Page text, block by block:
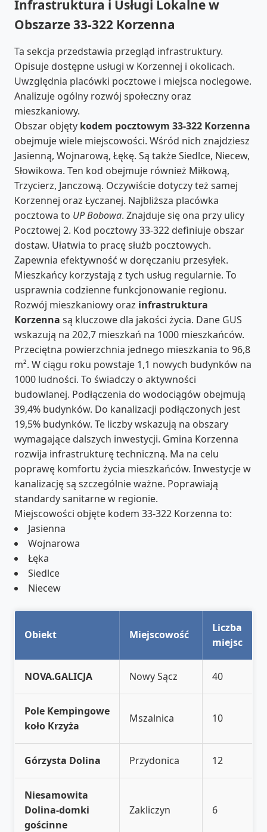
Infrastruktura i Usługi Lokalne w
Obszarze 33-322 Korzenna
Ta sekcja przedstawia przegląd infrastruktury.
Opisuje dostępne usługi w Korzennej i okolicach.
Uwzględnia placówki pocztowe i miejsca noclegowe.
Analizuje ogólny rozwój społeczny oraz
mieszkaniowy.
Obszar objęty kodem pocztowym 33-322 Korzenna
obejmuje wiele miejscowości. Wśród nich znajdziesz
Jasienną, Wojnarową, Łękę. Są także Siedlce, Niecew,
Słowikowa. Ten kod obejmuje również Miłkową,
Trzycierz, Janczową. Oczywiście dotyczy też samej
Korzennej oraz Łyczanej. Najbliższa placówka
pocztowa to UP Bobowa. Znajduje się ona przy ulicy
Pocztowej 2. Kod pocztowy 33-322 definiuje obszar
dostaw. Ułatwia to pracę służb pocztowych.
Zapewnia efektywność w doręczaniu przesyłek.
Mieszkańcy korzystają z tych usług regularnie. To
usprawnia codzienne funkcjonowanie regionu.
Rozwój mieszkaniowy oraz infrastruktura
Korzenna są kluczowe dla jakości życia. Dane GUS
wskazują na 202,7 mieszkań na 1000 mieszkańców.
Przeciętna powierzchnia jednego mieszkania to 96,8
m². W ciągu roku powstaje 1,1 nowych budynków na
1000 ludności. To świadczy o aktywności
budowlanej. Podłączenia do wodociągów obejmują
39,4% budynków. Do kanalizacji podłączonych jest
19,5% budynków. Te liczby wskazują na obszary
wymagające dalszych inwestycji. Gmina Korzenna
rozwija infrastrukturę techniczną. Ma na celu
poprawę komfortu życia mieszkańców. Inwestycje w
kanalizację są szczególnie ważne. Poprawiają
standardy sanitarne w regionie.
Miejscowości objęte kodem 33-322 Korzenna to:
Jasienna
Wojnarowa
Łęka
Siedlce
Niecew
Obiekt Miejscowość
Liczba
miejsc
NOVA.GALICJA Nowy Sącz 40
Pole Kempingowe
koło Krzyża
Mszalnica 10
Górzysta Dolina Przydonica 12
Niesamowita
Dolina-domki
gościnne
Zakliczyn 6